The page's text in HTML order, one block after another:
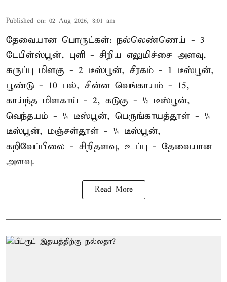
Published on: 02 Aug 2026, 8:01 am
தேவையான பொருட்கள்: நல்லெண்ணெய் - 3
டேபிள்ஸ்பூன், புளி - சிறிய எலுமிச்சை அளவு,
கருப்பு மிளகு - 2 டீஸ்பூன், சீரகம் - 1 டீஸ்பூன்,
பூண்டு - 10 பல், சின்ன வெங்காயம் - 15,
காய்ந்த மிளகாய் - 2, கடுகு - ½ டீஸ்பூன்,
வெந்தயம் - ¼ டீஸ்பூன், பெருங்காயத்தூள் - ¼
டீஸ்பூன், மஞ்சள்தூள் - ¼ டீஸ்பூன்,
கறிவேப்பிலை - சிறிதளவு, உப்பு - தேவையான
அளவு.
Read More